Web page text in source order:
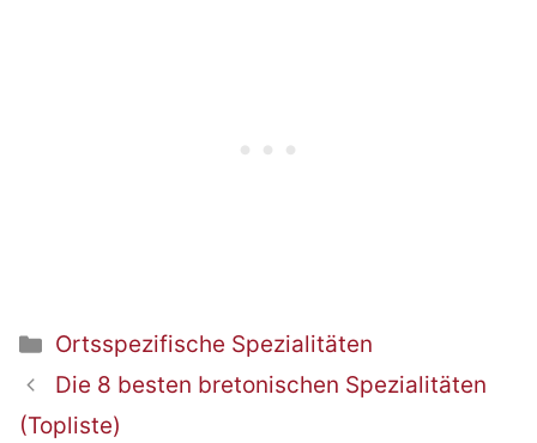
Kategorien
Ortsspezifische Spezialitäten
Beitrags-
Navigation
Die 8 besten bretonischen Spezialitäten
(Topliste)